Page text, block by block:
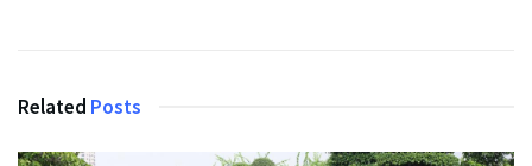
Related Posts